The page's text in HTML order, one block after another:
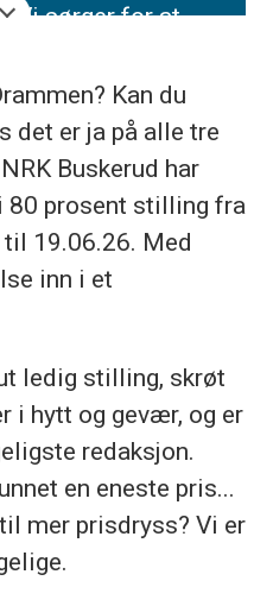
Vi sørger for at
tillegg skal vi
Innholdet vårt og
føre oss tettere
lære av
og utvikle
og nasjon. Det er
vårt, må vi
publikum;
i samfunnet.
og
og sammen
Kan du
det er ja på alle tre
Buskerud har
80 prosent stilling fra
19.06.26. Med
inn i et
ledig stilling, skrøt
i hytt og gevær, og er
redaksjon.
en eneste pris...
mer prisdryss? Vi er